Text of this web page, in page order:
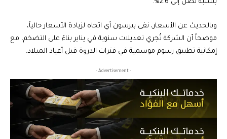
بنسبة تصل إلى 2.6%.
وبالحديث عن الأسعار، نفى بيرسون أي اتجاه لزيادة الأسعار حالياً،
موضحاً أن الشركة تُجري تعديلات سنوية في يناير بناءً على التضخم، مع
إمكانية تطبيق رسوم موسمية في فترات الذروة قبل أعياد الميلاد.
- Advertisement -